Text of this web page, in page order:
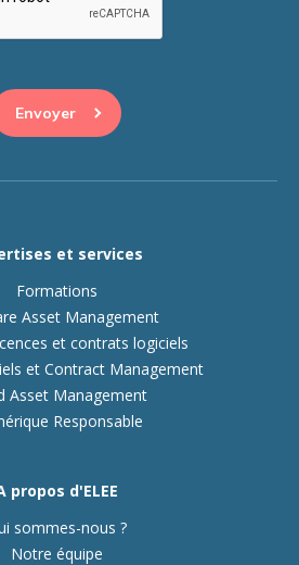
et services
Formations
Asset Management
et contrats logiciels
et Contract Management
Asset Management
Responsable
propos d'ELEE
sommes-nous ?
Notre équipe